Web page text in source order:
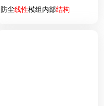
防尘线性模组内部结构